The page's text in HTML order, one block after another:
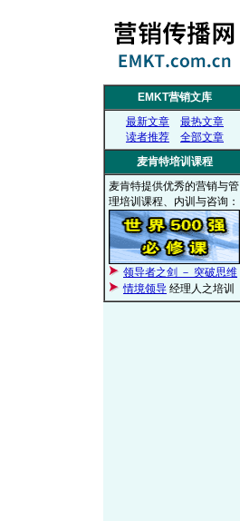
EMKT营销文库
最新文章
最热文章
读者推荐
全部文章
麦肯特培训课程
麦肯特提供优秀的营销与管
理培训课程、内训与咨询：
领导者之剑 － 突破思维
情境领导 经理人之培训